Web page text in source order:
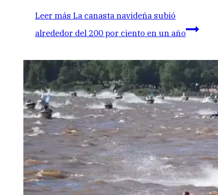
Leer más La canasta navideña subió
alrededor del 200 por ciento en un año